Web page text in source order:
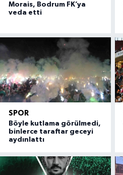
Morais, Bodrum FK’ya
veda etti
SPOR
Böyle kutlama görülmedi,
binlerce taraftar geceyi
aydınlattı